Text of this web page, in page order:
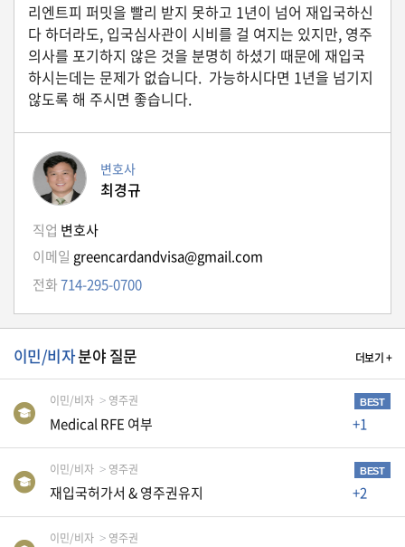
전
가
칼
국
생
활
리엔트피 퍼밋을 빨리 받지 못하고 1년이 넘어 재입국하신
다 하더라도, 입국심사관이 시비를 걸 여지는 있지만, 영주
의사를 포기하지 않은 것을 분명히 하셨기 때문에 재입국
하시는데는 문제가 없습니다. 가능하시다면 1년을 넘기지
않도록 해 주시면 좋습니다.
변호사
최경규
직업 변호사
이메일 greencardandvisa@gmail.com
전화714-295-0700
이민/비자분야 질문 더보기 +
이민/비자 영주권 BEST
Medical RFE 여부 +1
이민/비자 영주권 BEST
재입국허가서 & 영주권유지 +2
이민/비자 영주권